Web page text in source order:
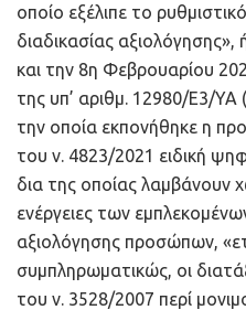
οποίο εξέλιπε το
διαδικασίας αξιολόγησης»,
και την 8η Φεβρουαρίου
της υπ’ αριθμ. 12980/Ε3/
την οποία εκπονήθηκε η
του ν. 4823/2021 ειδική
δια της οποίας λαμβάνουν
ενέργειες των
αξιολόγησης προσώπων,
συμπληρωματικώς, οι
του ν. 3528/2007 περί